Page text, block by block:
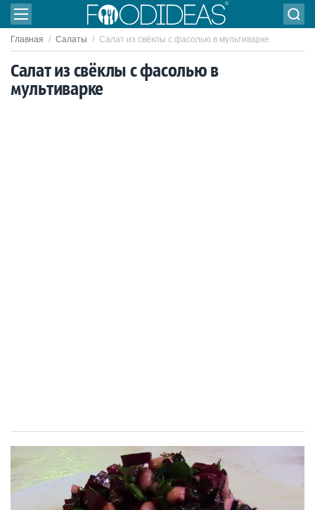
Главная / Салаты / Салат из свёклы с фасолью в мультиварке
Салат из свёклы с фасолью в
мультиварке